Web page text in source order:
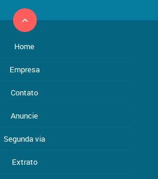
Home
Empresa
Contato
Anuncie
Segunda via
Extrato